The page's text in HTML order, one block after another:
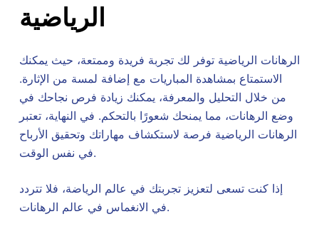
الرياضية
الرهانات الرياضية توفر لك تجربة فريدة وممتعة، حيث يمكنك
الاستمتاع بمشاهدة المباريات مع إضافة لمسة من الإثارة.
من خلال التحليل والمعرفة، يمكنك زيادة فرص نجاحك في
وضع الرهانات، مما يمنحك شعورًا بالتحكم. في النهاية، تعتبر
الرهانات الرياضية فرصة لاستكشاف مهاراتك وتحقيق الأرباح
في نفس الوقت.
إذا كنت تسعى لتعزيز تجربتك في عالم الرياضة، فلا تتردد
في الانغماس في عالم الرهانات.